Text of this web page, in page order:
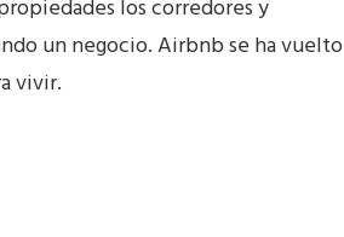
los corredores y
un negocio. Airbnb se ha vuelto
vivir.